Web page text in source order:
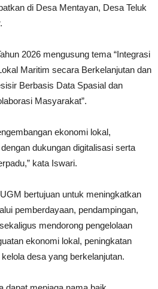
di Desa Mentayan, Desa Teluk
2026 mengusung tema “Integrasi
Maritim secara Berkelanjutan dan
Berbasis Data Spasial dan
Masyarakat”.
ekonomi lokal,
dukungan digitalisasi serta
kata Iswari.
bertujuan untuk meningkatkan
pemberdayaan, pendampingan,
mendorong pengelolaan
ekonomi lokal, peningkatan
desa yang berkelanjutan.